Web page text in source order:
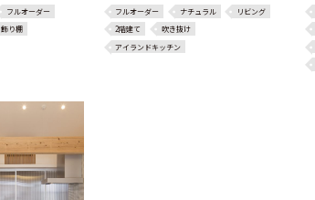
フルオーダー
飾り棚
フルオーダー ナチュラル
リビング
2階建て
吹き抜け
アイランドキッチン